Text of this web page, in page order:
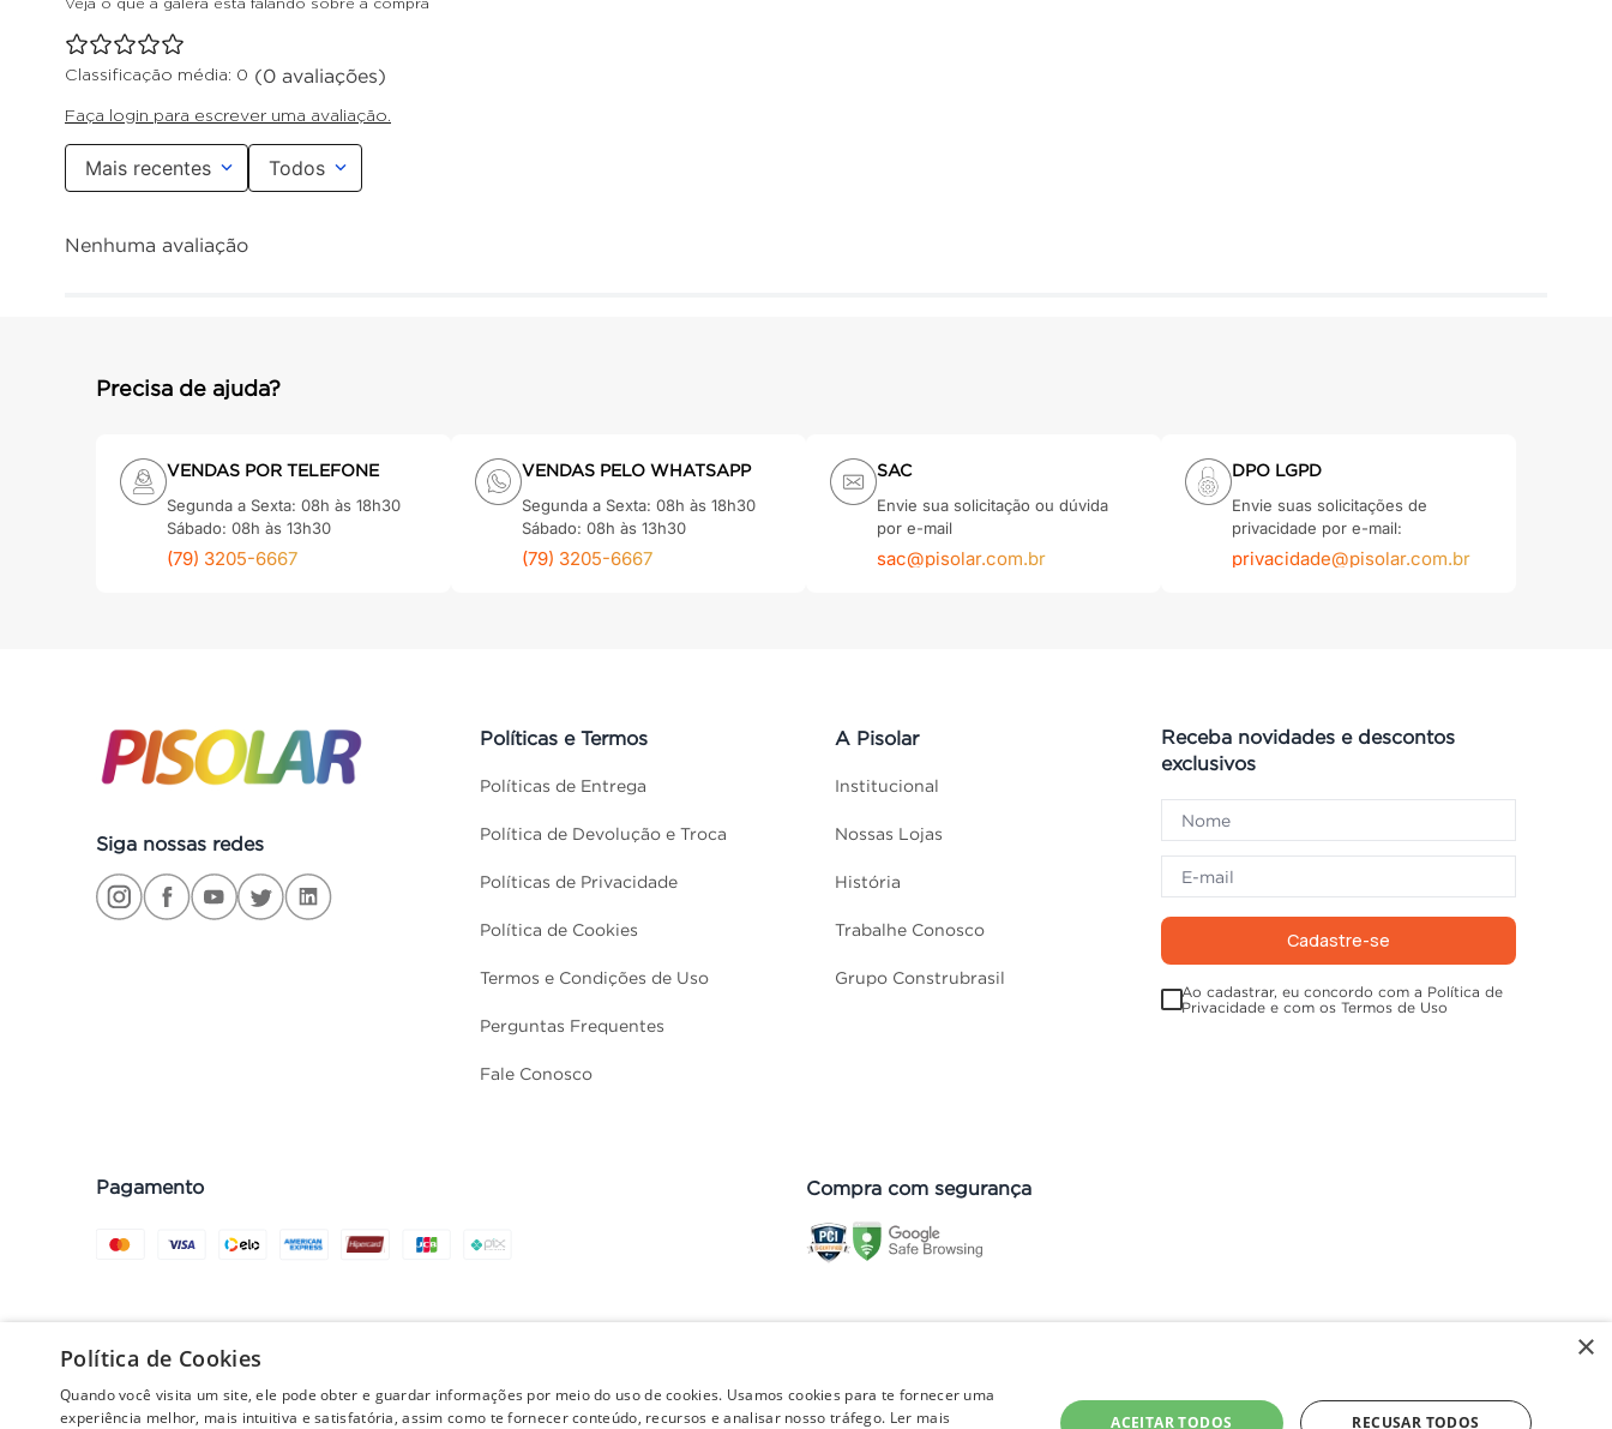
Classificação média: 0 (0 avaliações)
Faça login para escrever uma avaliação.
Mais recentes Todos
Nenhuma avaliação
Precisa de ajuda?
VENDAS POR TELEFONE
Segunda a Sexta: 08h às 18h30
Sábado: 08h às 13h30
(79) 3205-6667
VENDAS PELO WHATSAPP
Segunda a Sexta: 08h às 18h30
Sábado: 08h às 13h30
(79) 3205-6667
SAC
Envie sua solicitação ou dúvida
por e-mail
sac@pisolar.com.br
DPO LGPD
Envie suas solicitações de
privacidade por e-mail:
privacidade@pisolar.com.br
Siga nossas redes
Políticas e Termos
Políticas de Entrega
Política de Devolução e Troca
Políticas de Privacidade
Política de Cookies
Termos e Condições de Uso
Perguntas Frequentes
Fale Conosco
A Pisolar
Institucional
Nossas Lojas
História
Trabalhe Conosco
Grupo Construbrasil
Receba novidades e descontos
exclusivos
Cadastre-se
Ao cadastrar, eu concordo com a Política de
Privacidade e com os Termos de Uso
Pagamento Compra com segurança
×
Política de Cookies
Quando você visita um site, ele pode obter e guardar informações por meio do uso de cookies. Usamos cookies para te fornecer uma
experiência melhor, mais intuitiva e satisfatória, assim como te fornecer conteúdo, recursos e analisar nosso tráfego. Ler mais ACEITAR TODOS RECUSAR TODOS